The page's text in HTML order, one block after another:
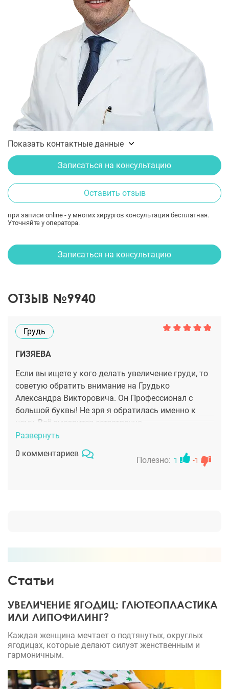
Показать контактные данные
Записаться на консультацию
Оставить отзыв
при записи online - у многих хирургов консультация бесплатная.
Уточняйте у оператора.
Записаться на консультацию
ОТЗЫВ №9940
Грудь
ГИЗЯЕВА
Если вы ищете у кого делать увеличение груди, то
советую обратить внимание на Грудько
Александра Викторовича. Он Профессионал с
большой буквы! Не зря я обратилась именно к
нему. Всё смотрится естественно.
Развернуть
0 комментариев
Полезно: 1 -1
Статьи
УВЕЛИЧЕНИЕ ЯГОДИЦ: ГЛЮТЕОПЛАСТИКА
ИЛИ ЛИПОФИЛИНГ?
Каждая женщина мечтает о подтянутых, округлых
ягодицах, которые делают силуэт женственным и
гармоничным.